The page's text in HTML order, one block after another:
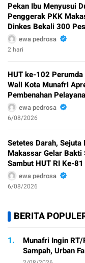
Pekan Ibu Menyusui
Penggerak PKK
Dinkes Bekali 300
Eksklusif
ewa pedrosa
2 hari
HUT ke-102
Wali Kota Munafri
Pembenahan
ewa pedrosa
6/08/2026
Setetes Darah, Sejuta
Makassar Gelar Bakti
Sambut HUT RI Ke-81
ewa pedrosa
6/08/2026
BERITA
1.
Munafri Ingin
Sampah, Urban